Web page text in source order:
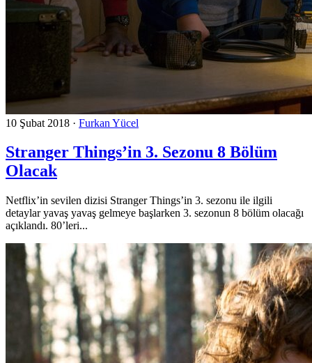
10 Şubat 2018 · Furkan Yücel
Stranger Things’in 3. Sezonu 8 Bölüm
Olacak
Netflix’in sevilen dizisi Stranger Things’in 3. sezonu ile ilgili
detaylar yavaş yavaş gelmeye başlarken 3. sezonun 8 bölüm olacağı
açıklandı. 80’leri...